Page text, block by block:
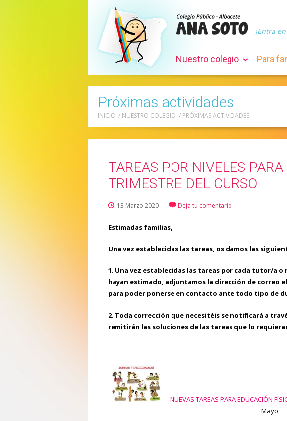
¡Entra
Nuestro colegio Para
Próximas actividades
INICIO / NUESTRO COLEGIO / PRÓXIMAS ACTIVIDADES
TAREAS POR NIVELES PARA
TRIMESTRE DEL CURSO
13 Marzo 2020 Deja tu comentario
Estimadas familias,
Una vez establecidas las tareas, os damos las
1. Una vez establecidas las tareas por cada tutor/a o
hayan estimado, adjuntamos la dirección de correo
para poder ponerse en contacto ante todo tipo de
2. Toda corrección que necesitéis se notificará a
remitirán las soluciones de las tareas que lo
NUEVAS TAREAS PARA EDUCACIÓN
Mayo